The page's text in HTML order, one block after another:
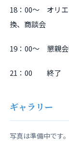
18：00～ オリエ
換、商談会
19：00～ 懇親
21：00 終了
ギャラリー
写真は準備中です。